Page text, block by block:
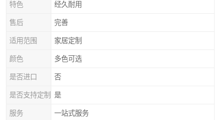
特色 经久耐用
售后 完善
适用范围 家居定制
颜色 多色可选
是否进口 否
是否支持定制 是
服务 一站式服务